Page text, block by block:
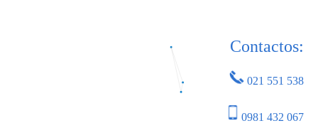
Contactos:
021 551 538
0981 432 067